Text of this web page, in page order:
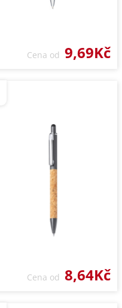
Cena od 9,69Kč
Cena od 8,64Kč